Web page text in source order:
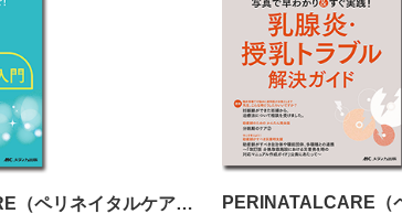
PERINATALCARE（ペリネイタルケア）2025年12月号